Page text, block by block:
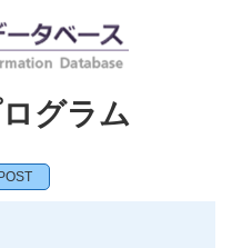
グラム